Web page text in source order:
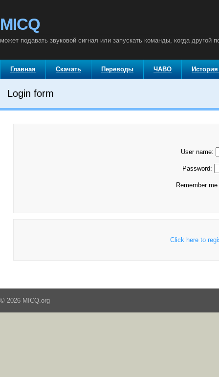
MICQ
может подавать звуковой сигнал или запускать команды, когда
Главная Скачать Переводы ЧАВО
Login form
User name:
Password:
Remember
Click here to
© 2026 MICQ.org